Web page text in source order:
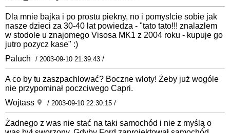
Dla mnie bajka i po prostu piekny, no i pomyslcie sobie jak
nasze dzieci za 30-40 lat powiedza - "tato tato!!! znalazlem
w stodole u znajomego Visosa MK1 z 2004 roku - kupuje go
jutro pozycz kase" :)
Paluch
/ 2003-09-10 21:39:43 /
A co by tu zaszpachlować? Boczne wloty! Żeby już wogóle
nie przypominał poczciwego Capri.
Wojtass
/ 2003-09-10 22:30:15 /
Żadnego z was nie stać na taki samochód i nie z myślą o